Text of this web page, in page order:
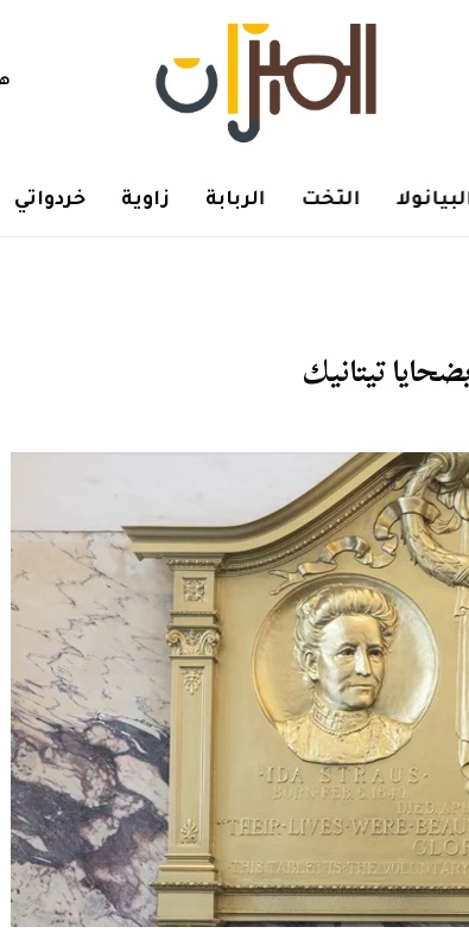
التخت الربابة زاوية خردواتي
تيتانيك